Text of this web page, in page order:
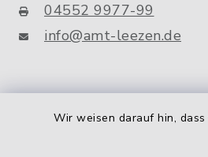
Wir weisen darauf hin,
04552 9977-99
info@amt-leezen.de